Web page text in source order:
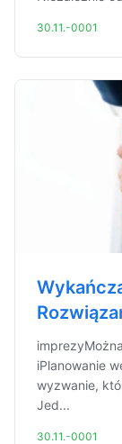
30.11.-0001
iPlanowanie
wyzwanie,
Jed...
30.11.-0001